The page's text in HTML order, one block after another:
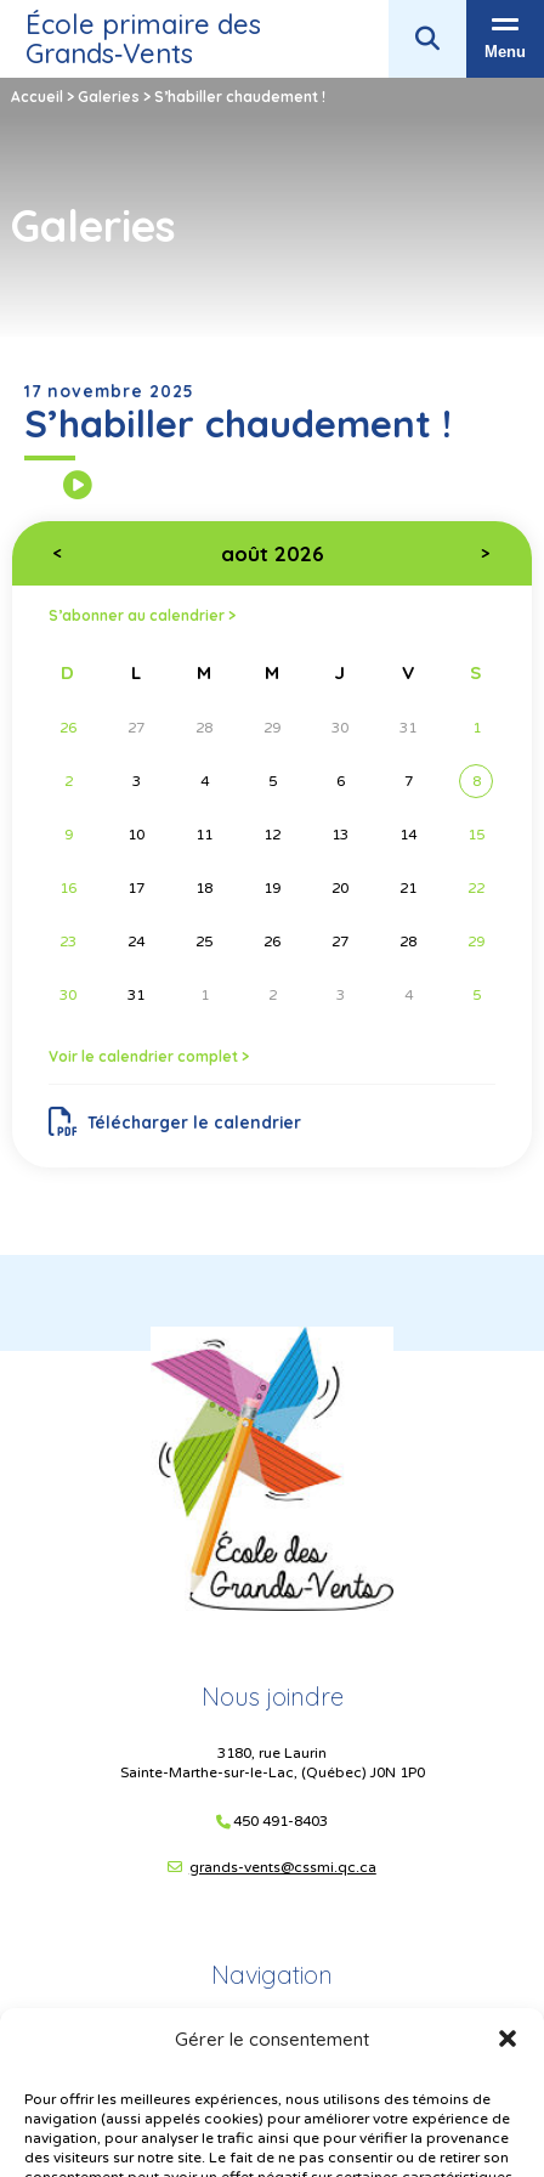
Gérer le consentement
Pour offrir les meilleures expériences, nous utilisons des témoins de
navigation (aussi appelés cookies) pour améliorer votre expérience de
navigation, pour analyser le trafic ainsi que pour vérifier la provenance
des visiteurs sur notre site. Le fait de ne pas consentir ou de retirer son
École primaire des
Grands‑Vents
Menu
Accueil > Galeries > S’habiller chaudement !
Galeries
17 novembre 2025
S’habiller chaudement !
< août 2026 >
S’abonner au calendrier >
D L M M J V S
26 27 28 29 30 31 1
2 3 4 5 6 7 8
9 10 11 12 13 14 15
16 17 18 19 20 21 22
23 24 25 26 27 28 29
30 31 1 2 3 4 5
Voir le calendrier complet >
Télécharger le calendrier
Nous joindre
3180, rue Laurin
Sainte-Marthe-sur-le-Lac, (Québec) J0N 1P0
450 491-8403
grands-vents@cssmi.qc.ca
Navigation
Plan du site
Plainte – service à l’élève
Politique de confidentialité